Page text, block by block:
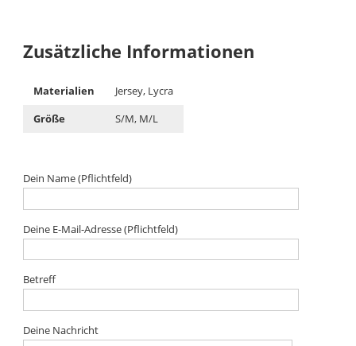
Zusätzliche Informationen
Materialien
Jersey, Lycra
Größe
S/M, M/L
Dein Name (Pflichtfeld)
Deine E-Mail-Adresse (Pflichtfeld)
Betreff
Deine Nachricht